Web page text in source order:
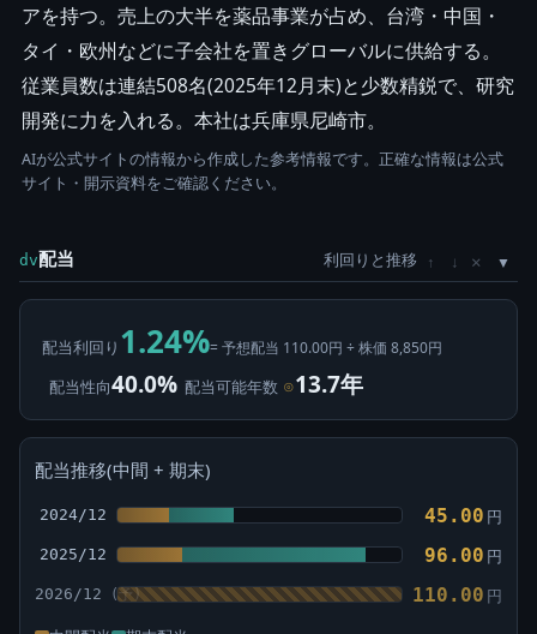
アを持つ。売上の大半を薬品事業が占め、台湾・中国・
タイ・欧州などに子会社を置きグローバルに供給する。
従業員数は連結508名(2025年12月末)と少数精鋭で、研究
開発に力を入れる。本社は兵庫県尼崎市。
AIが公式サイトの情報から作成した参考情報です。正確な情報は公式
サイト・開示資料をご確認ください。
dv配当 利回りと推移 ↑ ↓ ×
配当利回り 1.24%= 予想配当 110.00円 ÷ 株価 8,850円
配当性向40.0% 配当可能年数 ⊙13.7年
配当推移(中間 + 期末)
2024/12 45.00 円
2025/12 96.00 円
2026/12 110.00 円